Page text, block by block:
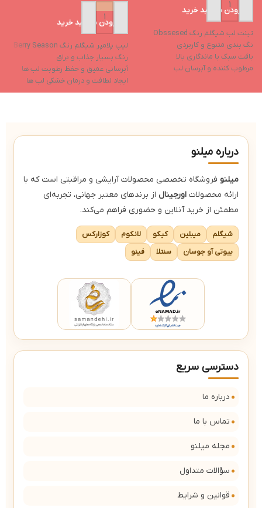
افزودن به سبد خرید
تینت لب شیگلم رنگ Obssesed
نگ بندی متنوع و کاربردی
بافت سبک با ماندگاری بالا
مرطوب کننده و آبرسان لب
دارای رنگدانه های غنی
افزودن به سبد خرید
لیپ پلامپر شیگلم رنگ Berry Season
رنگ بسیار جذاب و براق
آبرسانی عمیق و حفظ رطوبت لب ها
ایجاد لطافت و درمان خشکی لب ها
حاوی روغن نارگیل و روغن هسته
درباره میلنو
میلنو فروشگاه تخصصی محصولات آرایشی و مراقبتی است که با
ارائه محصولات اورجینال از برندهای معتبر جهانی، تجربه‌ای
مطمئن از خرید آنلاین و حضوری فراهم می‌کند.
شیگلم میبلین کیکو لانکوم
کوزارکس
بیوتی آو جوسان
سنتلا فینو
دسترسی سریع
درباره ما
تماس با ما
مجله میلنو
سؤالات متداول
قوانین و شرایط